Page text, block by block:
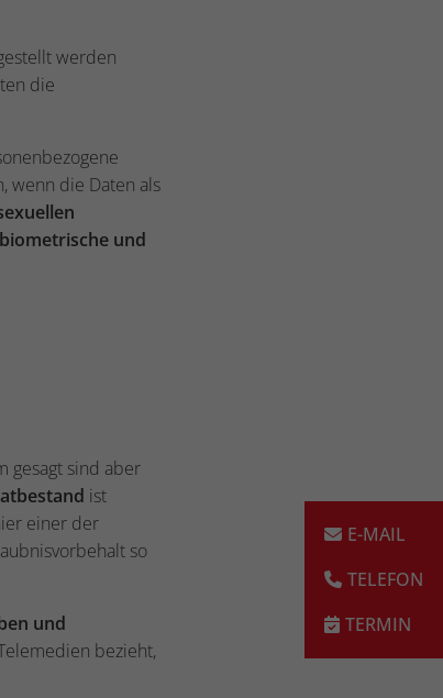
werden
die
wenn die Daten als
biometrische und
gesagt sind aber
ist
einer der
so
und
bezieht,